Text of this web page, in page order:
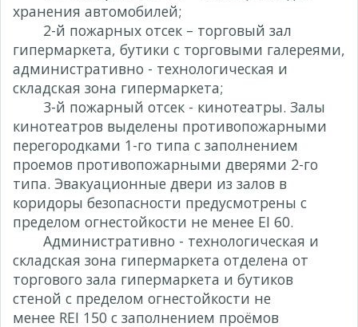
хранения автомобилей;
2-й пожарных отсек – торговый зал
гипермаркета, бутики с торговыми галереями,
административно - технологическая и
складская зона гипермаркета;
3-й пожарный отсек - кинотеатры. Залы
кинотеатров выделены противопожарными
перегородками 1-го типа с заполнением
проемов противопожарными дверями 2-го
типа. Эвакуационные двери из залов в
коридоры безопасности предусмотрены с
пределом огнестойкости не менее EI 60.
Административно - технологическая и
складская зона гипермаркета отделена от
торгового зала гипермаркета и бутиков
стеной с пределом огнестойкости не
менее REI 150 с заполнением проёмов